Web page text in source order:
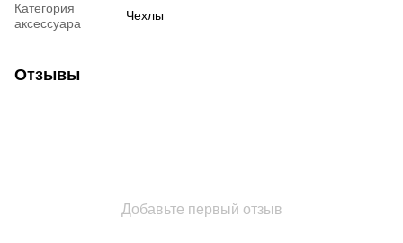
Категория
аксессуара
Чехлы
Отзывы
Добавьте первый отзыв